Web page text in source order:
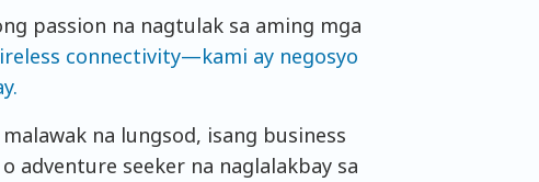
passion na nagtulak sa aming mga
connectivity—kami ay negosyo
na lungsod, isang business
adventure seeker na naglalakbay sa